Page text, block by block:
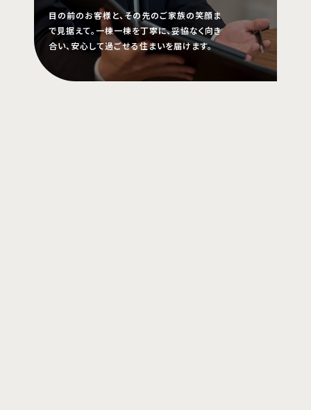
目の前のお客様と、その先のご家族の笑顔ま
で見据えて。一棟一棟を丁寧に、妥協なく向き
合い、安心して過ごせる住まいを届けます。